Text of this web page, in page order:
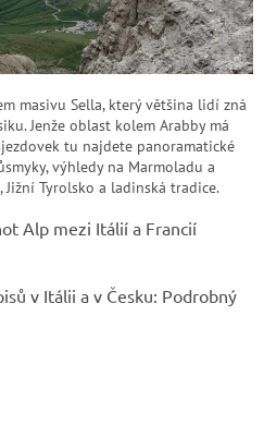
masivu Sella, který většina lidí zná
Jenže oblast kolem Arabby má
tu najdete panoramatické
výhledy na Marmoladu a
Tyrolsko a ladinská tradice.
Alp mezi Itálií a Francií
v Itálii a v Česku: Podrobný